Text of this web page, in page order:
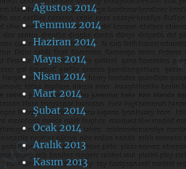
Ağustos 2014
Temmuz 2014
Haziran 2014
Mayıs 2014
Nisan 2014
Mart 2014
Şubat 2014
Ocak 2014
Aralık 2013
Kasım 2013